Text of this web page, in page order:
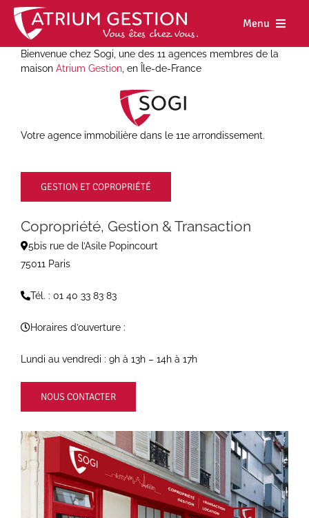
Skip
content
Menu
Accueil
Bienvenue chez Sogi, une des 11 agences membres de la
maison Atrium Gestion, en Île-de-France
Votre agence immobilière dans le 11e arrondissement.
GESTION ET COPROPRIÉTÉ
Copropriété, Gestion & Transaction
5bis rue de l’Asile Popincourt
75011 Paris
Tél. : 01 40 33 83 83
Horaires d’ouverture :
Lundi au vendredi : 9h à 13h – 14h à 17h
NOUS CONTACTER